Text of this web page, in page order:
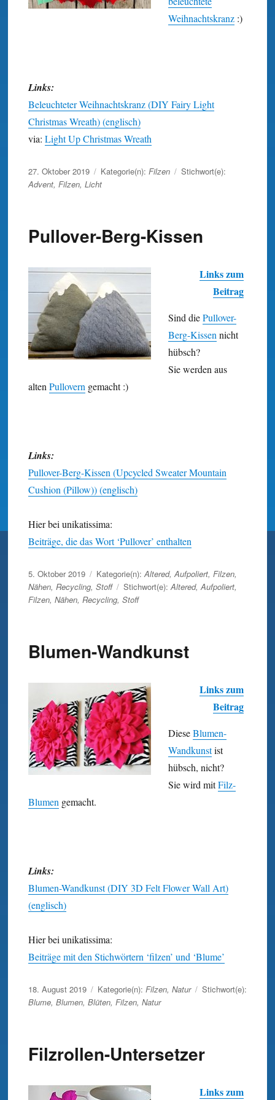
Weihnachtskranz:)
Links:
Beleuchteter Weihnachtskranz (DIY Fairy Light
Christmas Wreath) (englisch)
via: Light Up Christmas Wreath
Veröffentlicht
am
27. Oktober 2019 Kategorie(n): Filzen
Stichwort(e):
Advent, Filzen, Licht
Pullover-Berg-Kissen
Links zum
Beitrag
Sind diePullover-
Berg-Kissennicht
hübsch?
Sie werden aus
altenPulloverngemacht :)
Links:
Pullover-Berg-Kissen (Upcycled Sweater Mountain
Cushion (Pillow)) (englisch)
Hier bei unikatissima:
Beiträge, die das Wort ‘Pullover’ enthalten
Veröffentlicht
am
5. Oktober 2019 Kategorie(n):Altered,Aufpoliert, Filzen,
Nähen, Recycling, Stoff Stichwort(e):Altered,Aufpoliert,
Filzen, Nähen, Recycling, Stoff
Blumen-Wandkunst
Links zum
Beitrag
DieseBlumen-
Wandkunstist
hübsch, nicht?
Sie wird mitFilz-
Blumengemacht.
Links:
Blumen-Wandkunst (DIY 3D Felt Flower Wall Art)
(englisch)
Hier bei unikatissima:
Beiträge mit den Stichwörtern ‘filzen’ und ‘Blume’
Veröffentlicht
am
18. August 2019 Kategorie(n): Filzen, Natur
Stichwort(e):
Blume, Blumen, Blüten, Filzen, Natur
Filzrollen-Untersetzer
Links zum